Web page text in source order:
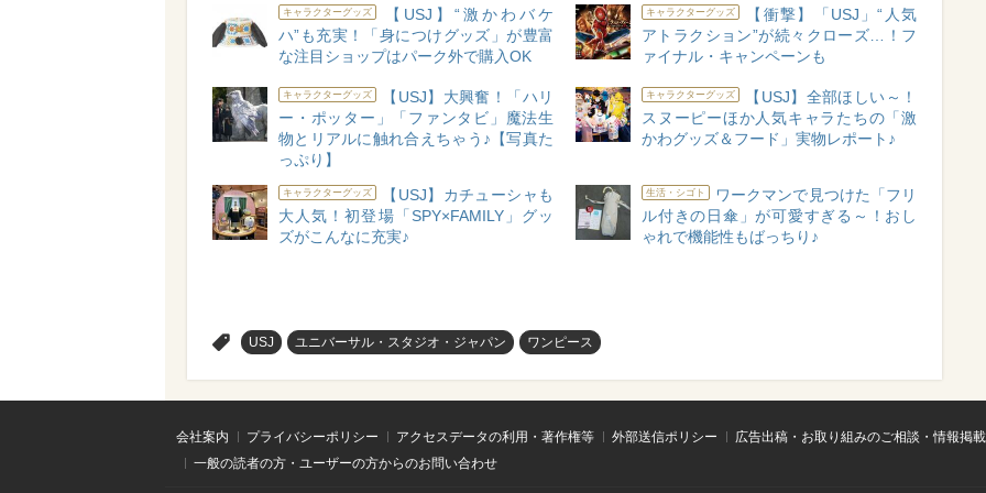
キャラクターグッズ
【USJ】“激かわバケ
ハ”も充実！「身につけグッズ」が豊富
な注目ショップはパーク外で購入OK
キャラクターグッズ
【衝撃】「USJ」“人気
アトラクション”が続々クローズ…！フ
ァイナル・キャンペーンも
キャラクターグッズ
【USJ】大興奮！「ハリ
ー・ポッター」「ファンタビ」魔法生
物とリアルに触れ合えちゃう♪【写真た
っぷり】
キャラクターグッズ
【USJ】全部ほしい～！
スヌーピーほか人気キャラたちの「激
かわグッズ＆フード」実物レポート♪
キャラクターグッズ
【USJ】カチューシャも
大人気！初登場「SPY×FAMILY」グッ
ズがこんなに充実♪
生活・シゴト
ワークマンで見つけた「フリ
ル付きの日傘」が可愛すぎる～！おし
ゃれで機能性もばっちり♪
USJ ユニバーサル・スタジオ・ジャパン ワンピース
会社案内 プライバシーポリシー アクセスデータの利用・著作権等 外部送信ポリシー
広告出稿・お取り組みのご相談・情報掲
一般の読者の方・ユーザーの方からのお問い合わせ